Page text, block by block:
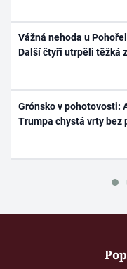
Vážná nehoda u
Další čtyři utrpěli těžká
Grónsko v pohotovosti:
Trumpa chystá vrty bez